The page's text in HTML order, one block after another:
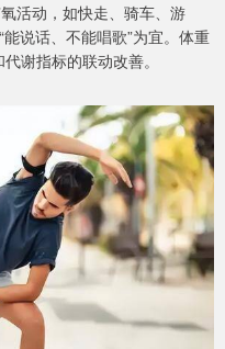
活动，如快走、骑车、游
说话、不能唱歌”为宜。体重
谢指标的联动改善。